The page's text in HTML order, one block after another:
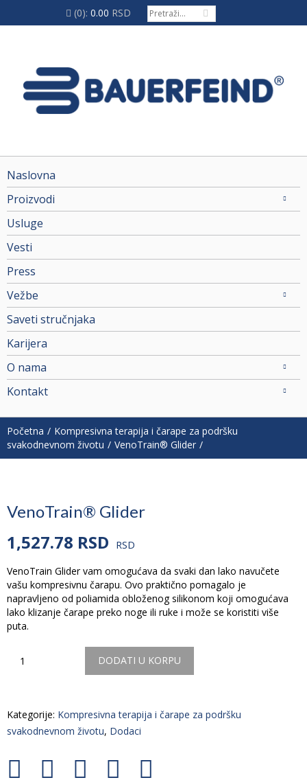
(0): 0.00 RSD
Naslovna
Proizvodi
Usluge
Vesti
Press
Vežbe
Saveti stručnjaka
Karijera
O nama
Kontakt
Početna
Kompresivna terapija i čarape za podršku
svakodnevnom životu
VenoTrain® Glider
VenoTrain® Glider
1,527.78 RSD RSD
VenoTrain Glider vam omogućava da svaki dan lako navučete
vašu kompresivnu čarapu. Ovo praktično pomagalo je
napravljeno od poliamida obloženog silikonom koji omogućava
lako klizanje čarape preko noge ili ruke i može se koristiti više
puta.
DODATI U KORPU
Kategorije: Kompresivna terapija i čarape za podršku
svakodnevnom životu, Dodaci